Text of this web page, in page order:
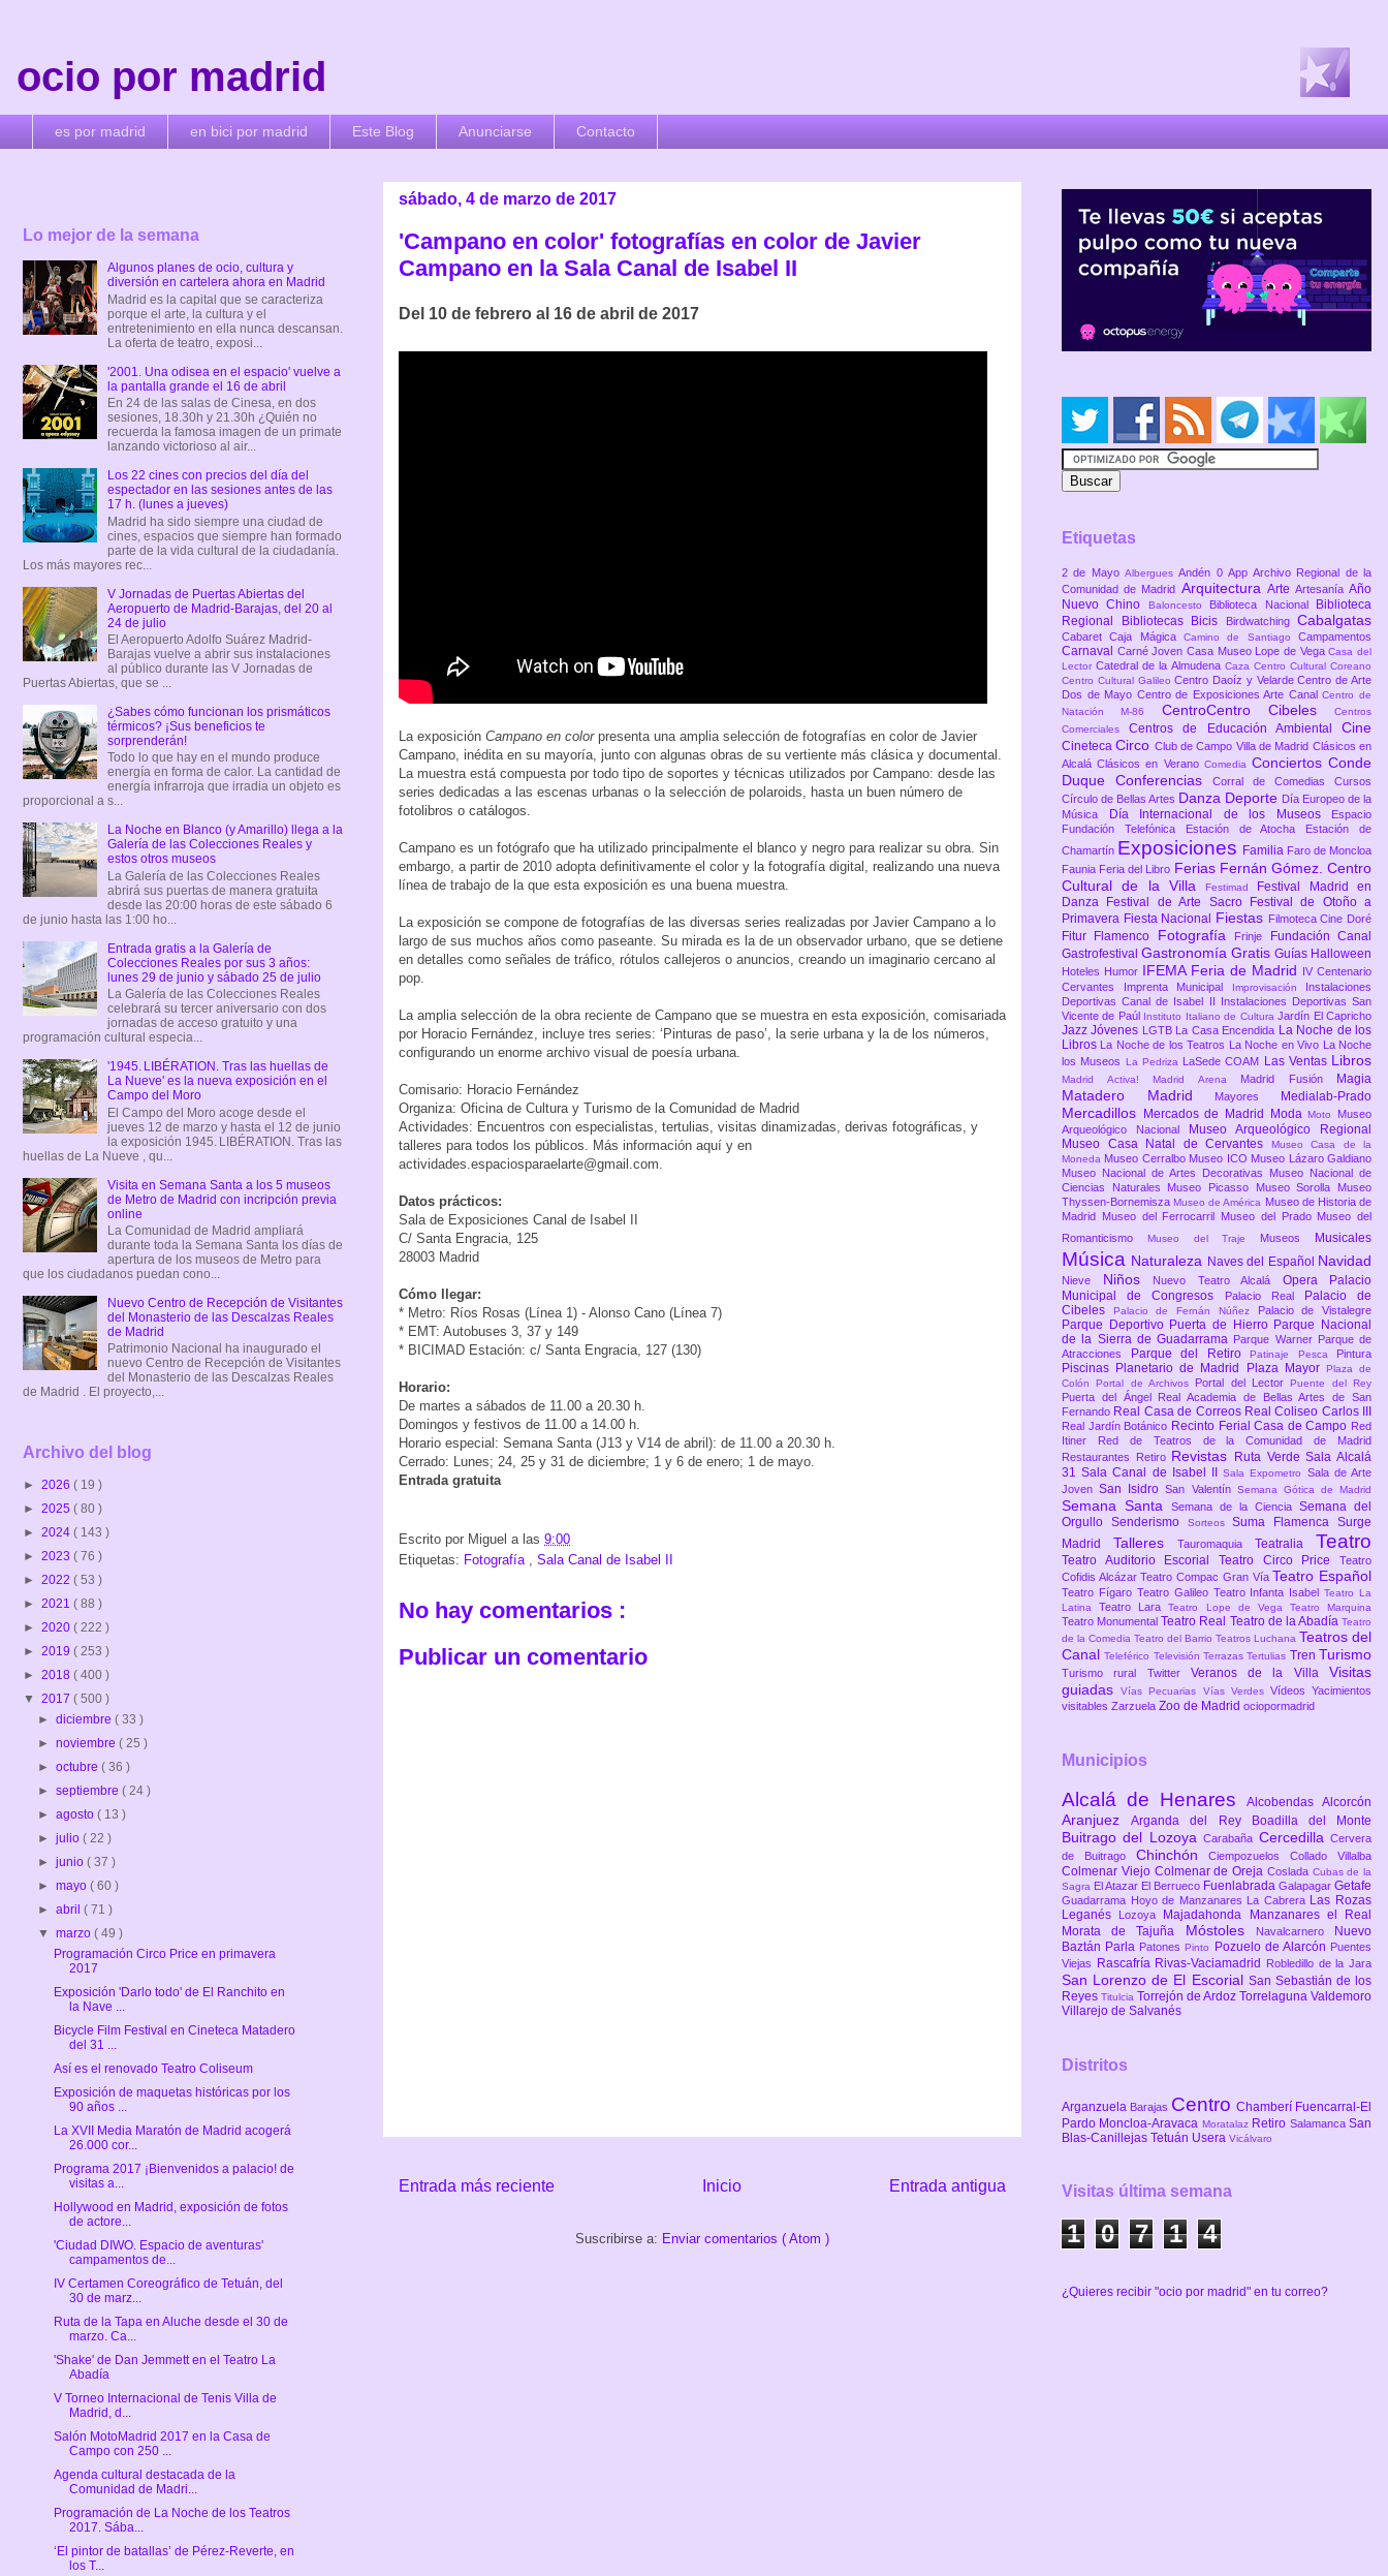
ocio por madrid
es por madrid en bici por madrid Este Blog Anunciarse Contacto
sábado, 4 de marzo de 2017
'Campano en color' fotografías en color de Javier
Campano en la Sala Canal de Isabel II
Del 10 de febrero al 16 de abril de 2017
La exposición Campano en colorpresenta una amplia selección de fotografías en color de Javier
Campano, inédita en su mayoría, junto con algunas obras de su vertiente más clásica y documental.
La muestra está compuesta por todo tipo de soportes y técnicas utilizados por Campano: desde las
series dedicadas a las escenas urbanas o la selección de polaroids, hasta un buen número de
fotolibros o catálogos.
Campano es un fotógrafo que ha utilizado principalmente el blanco y negro para realizar su obra. Sin
embargo, a partir de 2010 adopta definitivamente el color y la fotografía digital, realizando una nueva
línea de trabajo de la que esta exposición es una buena muestra.
La exposición se compone de fotografías de las diversas series realizadas por Javier Campano a lo
largo de sus muchos años como paseante. Su mirada es la de un observador urbano, que se detiene
en detalles como señales de tráfico, rótulos callejeros o anuncios, creando un imaginario cercano al
pop.
La amplia selección de la obra reciente de Campano que se muestra en esta exposición, comisariada
por Horacio Fernández, incluye tres series: ‘Pinturas de paso’, la serie urbana y la de los números,
configurando un enorme archivo visual de poesía urbana.
Comisario: Horacio Fernández
Organiza: Oficina de Cultura y Turismo de la Comunidad de Madrid
Actividades: Encuentros con especialistas, tertulias, visitas dinamizadas, derivas fotográficas, y
talleres para todos los públicos. Más información aquí y en
actividades.espaciosparaelarte@gmail.com.
Datos prácticos:
Sala de Exposiciones Canal de Isabel II
C/ Santa Engracia, 125
28003 Madrid
Cómo llegar:
* Metro: Ríos Rosas (Línea 1) - Alonso Cano (Línea 7)
* EMT: Autobuses 3, 37 y 149
* BICIMAD Estación: c/ Santa Engracia, 127 (130)
Horario:
De martes a sábados de 11.00 a 20.30 h.
Domingos y festivos de 11.00 a 14.00 h.
Horario especial: Semana Santa (J13 y V14 de abril): de 11.00 a 20.30 h.
Cerrado: Lunes; 24, 25 y 31 de diciembre; 1 y 6 de enero; 1 de mayo.
Entrada gratuita
Escrito por Miguel a las 9:00
Etiquetas: Fotografía Sala Canal de Isabel II
No hay comentarios :
Publicar un comentario
Entrada más reciente Entrada antigua
Inicio
Suscribirse a: Enviar comentarios ( Atom )
Lo mejor de la semana
Algunos planes de ocio, cultura y
diversión en cartelera ahora en Madrid
Madrid es la capital que se caracteriza
porque el arte, la cultura y el
entretenimiento en ella nunca descansan.
La oferta de teatro, exposi...
'2001. Una odisea en el espacio' vuelve a
la pantalla grande el 16 de abril
En 24 de las salas de Cinesa, en dos
sesiones, 18.30h y 21.30h ¿Quién no
recuerda la famosa imagen de un primate
lanzando victorioso al air...
Los 22 cines con precios del día del
espectador en las sesiones antes de las
17 h. (lunes a jueves)
Madrid ha sido siempre una ciudad de
cines, espacios que siempre han formado
parte de la vida cultural de la ciudadanía.
Los más mayores rec...
V Jornadas de Puertas Abiertas del
Aeropuerto de Madrid-Barajas, del 20 al
24 de julio
El Aeropuerto Adolfo Suárez Madrid-
Barajas vuelve a abrir sus instalaciones
al público durante las V Jornadas de
Puertas Abiertas, que se ...
¿Sabes cómo funcionan los prismáticos
térmicos? ¡Sus beneficios te
sorprenderán!
Todo lo que hay en el mundo produce
energía en forma de calor. La cantidad de
energía infrarroja que irradia un objeto es
proporcional a s...
La Noche en Blanco (y Amarillo) llega a la
Galería de las Colecciones Reales y
estos otros museos
La Galería de las Colecciones Reales
abrirá sus puertas de manera gratuita
desde las 20:00 horas de este sábado 6
de junio hasta las 1:00 ho...
Entrada gratis a la Galería de
Colecciones Reales por sus 3 años:
lunes 29 de junio y sábado 25 de julio
La Galería de las Colecciones Reales
celebrará su tercer aniversario con dos
jornadas de acceso gratuito y una
programación cultural especia...
'1945. LIBÉRATION. Tras las huellas de
La Nueve' es la nueva exposición en el
Campo del Moro
El Campo del Moro acoge desde el
jueves 12 de marzo y hasta el 12 de junio
la exposición 1945. LIBÉRATION. Tras las
huellas de La Nueve , qu...
Visita en Semana Santa a los 5 museos
de Metro de Madrid con incripción previa
online
La Comunidad de Madrid ampliará
durante toda la Semana Santa los días de
apertura de los museos de Metro para
que los ciudadanos puedan cono...
Nuevo Centro de Recepción de Visitantes
del Monasterio de las Descalzas Reales
de Madrid
Patrimonio Nacional ha inaugurado el
nuevo Centro de Recepción de Visitantes
del Monasterio de las Descalzas Reales
de Madrid . El proyecto,...
Archivo del blog
► 2026 ( 19 )
► 2025 ( 80 )
► 2024 ( 143 )
► 2023 ( 76 )
► 2022 ( 53 )
► 2021 ( 88 )
► 2020 ( 222 )
► 2019 ( 253 )
► 2018 ( 400 )
▼ 2017 ( 500 )
►diciembre( 33 )
►noviembre( 25 )
►octubre( 36 )
►septiembre( 24 )
►agosto( 13 )
►julio( 22 )
►junio( 37 )
►mayo( 60 )
►abril( 71 )
▼marzo( 49 )
Programación Circo Price en primavera
2017
Exposición 'Darlo todo' de El Ranchito en
la Nave ...
Bicycle Film Festival en Cineteca Matadero
del 31 ...
Así es el renovado Teatro Coliseum
Exposición de maquetas históricas por los
90 años ...
La XVII Media Maratón de Madrid acogerá
26.000 cor...
Programa 2017 ¡Bienvenidos a palacio! de
visitas a...
Hollywood en Madrid, exposición de fotos
de actore...
'Ciudad DIWO. Espacio de aventuras'
campamentos de...
IV Certamen Coreográfico de Tetuán, del
30 de marz...
Ruta de la Tapa en Aluche desde el 30 de
marzo. Ca...
'Shake' de Dan Jemmett en el Teatro La
Abadía
V Torneo Internacional de Tenis Villa de
Madrid, d...
Salón MotoMadrid 2017 en la Casa de
Campo con 250 ...
Agenda cultural destacada de la
Comunidad de Madri...
Programación de La Noche de los Teatros
2017. Sába...
‘El pintor de batallas’ de Pérez-Reverte, en
los T...
Etiquetas
2 de Mayo AlberguesAndén 0 AppArchivo Regional de la
Comunidad de Madrid Arquitectura Arte ArtesaníaAño
Nuevo Chino
Baloncesto Biblioteca Nacional
Biblioteca
Regional
Bibliotecas Bicis Birdwatching Cabalgatas
CabaretCaja MágicaCamino de SantiagoCampamentos
Carnaval Carné JovenCasa Museo Lope de VegaCasa del
LectorCatedral de la Almudena Caza Centro Cultural Coreano
Centro Cultural GalileoCentro Daoíz y VelardeCentro de Arte
Dos de Mayo Centro de Exposiciones Arte CanalCentro de
Natación M-86 CentroCentro Cibeles
Centros
ComercialesCentros de Educación AmbientalCine
CinetecaCirco Club de Campo Villa de Madrid Clásicos en
AlcaláClásicos en Verano Comedia ConciertosConde
Duque Conferencias Corral de Comedias Cursos
Círculo de Bellas Artes Danza Deporte Día Europeo de la
Música
Día Internacional de los Museos
Espacio
Fundación Telefónica
Estación de Atocha
Estación de
Chamartín Exposiciones Familia Faro de Moncloa
Faunia Feria del Libro Ferias Fernán Gómez. Centro
Cultural de la VillaFestimad
Festival Madrid en
Danza
Festival de Arte Sacro
Festival de Otoño a
Primavera Fiesta Nacional Fiestas Filmoteca Cine Doré
Fitur Flamenco Fotografía Frinje
Fundación Canal
Gastrofestival Gastronomía Gratis Guías Halloween
Hoteles Humor IFEMA Feria de Madrid
IV Centenario
Cervantes
Imprenta Municipal Improvisación
Instalaciones
Deportivas Canal de Isabel II
Instalaciones Deportivas San
Vicente de Paúl
Instituto Italiano de CulturaJardín El Capricho
JazzJóvenes LGTB La Casa Encendida La Noche de los
Libros
La Noche de los Teatros La Noche en Vivo
La Noche
los Museos
La Pedriza LaSede COAM Las Ventas Libros
Madrid Activa! Madrid Arena Madrid Fusión Magia
Matadero Madrid Mayores Medialab-Prado
Mercadillos Mercados de Madrid ModaMoto Museo
Arqueológico Nacional
Museo Arqueológico Regional
Museo Casa Natal de Cervantes
Museo Casa de la
Moneda Museo Cerralbo Museo ICO Museo Lázaro Galdiano
Museo Nacional de Artes Decorativas Museo Nacional de
Ciencias Naturales Museo Picasso Museo Sorolla Museo
Thyssen-BornemiszaMuseo de América Museo de Historia de
Madrid
Museo del Ferrocarril Museo del Prado Museo del
Romanticismo
Museo del Traje Museos Musicales
Música Naturaleza Naves del Español Navidad
Nieve Niños Nuevo Teatro Alcalá Opera
Palacio
Municipal de Congresos
Palacio Real
Palacio de
Cibeles
Palacio de Fernán Núñez Palacio de Vistalegre
Parque Deportivo Puerta de Hierro Parque Nacional
de la Sierra de Guadarrama Parque Warner Parque de
Atracciones
Parque del Retiro Patinaje Pesca Pintura
Piscinas Planetario de Madrid Plaza Mayor
Plaza de
Colón Portal de Archivos Portal del LectorPuente del Rey
Puerta del Ángel
Real Academia de Bellas Artes de San
Fernando Real Casa de Correos Real Coliseo Carlos III
Real Jardín Botánico Recinto Ferial Casa de Campo Red
Itiner
Red de Teatros de la Comunidad de Madrid
Restaurantes
Retiro Revistas Ruta VerdeSala Alcalá
31Sala Canal de Isabel IISala Expometro Sala de Arte
JovenSan IsidroSan Valentín Semana Gótica de Madrid
Semana Santa Semana de la Ciencia Semana del
Orgullo Senderismo SorteosSuma FlamencaSurge
Madrid Talleres Tauromaquia Teatralia Teatro
Teatro Auditorio Escorial Teatro Circo Price Teatro
Cofidis AlcázarTeatro Compac Gran Vía Teatro Español
Teatro Fígaro Teatro Galileo Teatro Infanta IsabelTeatro La
Latina Teatro LaraTeatro Lope de Vega Teatro Marquina
Teatro Monumental Teatro Real Teatro de la Abadía Teatro
de la Comedia Teatro del Barrio Teatros Luchana Teatros del
CanalTeleférico TelevisiónTerrazasTertulias Tren Turismo
Turismo rural Twitter Veranos de la VillaVisitas
guiadasVías Pecuarias Vías Verdes VídeosYacimientos
visitables Zarzuela Zoo de Madrid ociopormadrid
Municipios
Alcalá de Henares Alcobendas Alcorcón
AranjuezArganda del Rey Boadilla del Monte
Buitrago del LozoyaCarabaña CercedillaCervera
de Buitrago ChinchónCiempozuelosCollado Villalba
Colmenar Viejo Colmenar de Oreja Coslada Cubas de la
Sagra El Atazar El Berrueco Fuenlabrada Galapagar Getafe
Guadarrama Hoyo de Manzanares La Cabrera Las Rozas
Leganés
Lozoya Majadahonda
Manzanares el Real
Morata de Tajuña Móstoles Navalcarnero
Nuevo
Baztán Parla PatonesPinto Pozuelo de Alarcón Puentes
Viejas
Rascafría Rivas-Vaciamadrid Robledillo de la Jara
San Lorenzo de El Escorial San Sebastián de los
Reyes Titulcia Torrejón de Ardoz Torrelaguna Valdemoro
Villarejo de Salvanés
Distritos
Arganzuela Barajas Centro Chamberí Fuencarral-El
Pardo Moncloa-Aravaca Moratalaz Retiro SalamancaSan
Blas-Canillejas Tetuán Usera Vicálvaro
Visitas última semana
1 0 7 1 4
¿Quieres recibir "ocio por madrid" en tu correo?